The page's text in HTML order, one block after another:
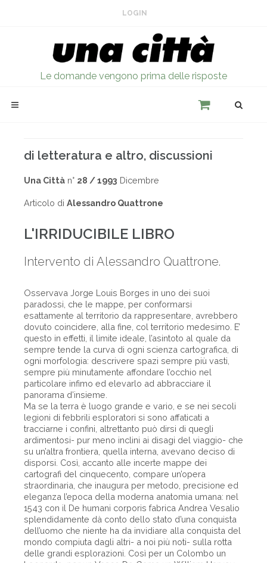
LOGIN
Le domande vengono prima delle risposte
di letteratura e altro, discussioni
Una Città n° 28 / 1993 Dicembre
Articolo di Alessandro Quattrone
L'IRRIDUCIBILE LIBRO
Intervento di Alessandro Quattrone.
Osservava Jorge Louis Borges in uno dei suoi
paradossi, che le mappe, per conformarsi
esattamente al territorio da rappresentare, avrebbero
dovuto coincidere, alla fine, col territorio medesimo. E’
questo in effetti, il limite ideale, l’asintoto al quale da
sempre tende la curva di ogni scienza cartografica, di
ogni morfologia: descrivere spazi sempre più vasti,
sempre più minutamente affondare l’occhio nel
particolare infimo ed elevarlo ad abbracciare il
panorama d’insieme.
Ma se la terra è luogo grande e vario, e se nei secoli
legioni di febbrili esploratori si sono affaticati a
tracciarne i confini, altrettanto può dirsi di quegli
ardimentosi- pur meno inclini ai disagi del viaggio- che
su un’altra frontiera, quella interna, avevano deciso di
disporsi. Così, accanto alle incerte mappe dei
cartografi del cinquecento, compare un’opera
straordinaria, che inaugura per metodo, precisione ed
eleganza l’epoca della moderna anatomia umana: nel
1543 con il De humani corporis fabrica Andrea Vesalio
splendidamente dà conto dello stato d’una conquista
dell’uomo che niente ha da invidiare alla conquista del
mondo compiuta dagli altri- a noi più noti- sulla rotta
delle grandi esplorazioni. Così per un Colombo un